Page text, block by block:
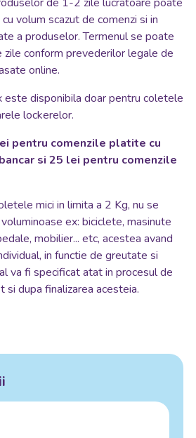
volum scazut de comenzi si in
a produselor. Termenul se poate
zile conform prevederilor legale de
online.
este disponibila doar pentru coletele
lockerelor.
pentru comenzile platite cu
si 25 lei pentru comenzile
mici in limita a 2 Kg, nu se
ex: biciclete, masinute
mobilier... etc, acestea avand
in functie de greutate si
va fi specificat atat in procesul de
si dupa finalizarea acesteia.